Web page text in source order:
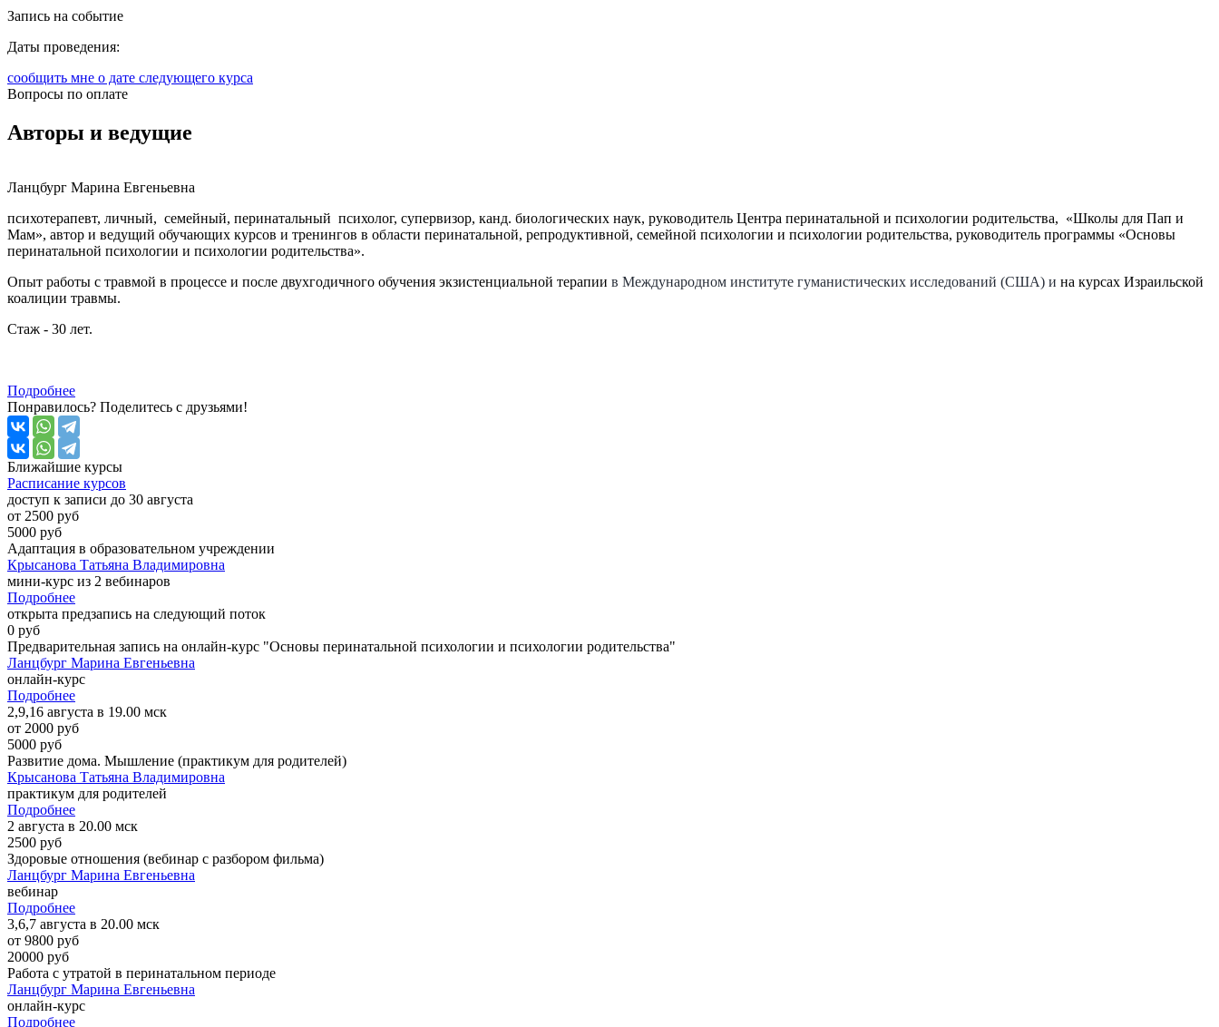
Запись на событие
Даты проведения:
сообщить мне о дате следующего курса
Вопросы по оплате
Авторы и ведущие
Ланцбург Марина Евгеньевна
психотерапевт, личный, семейный, перинатальный психолог, супервизор, канд. биологических наук, руководитель Центра перинатальной и психологии родительства, «Школы для Пап и
Мам», автор и ведущий обучающих курсов и тренингов в области перинатальной, репродуктивной, семейной психологии и психологии родительства, руководитель программы «Основы
перинатальной психологии и психологии родительства».
Опыт работы с травмой в процессе и после двухгодичного обучения экзистенциальной терапии в Международном институте гуманистических исследований (США) и на курсах Израильской
коалиции травмы.
Стаж - 30 лет.
Подробнее
Понравилось? Поделитесь с друзьями!
Ближайшие курсы
Расписание курсов
доступ к записи до 30 августа
от 2500 руб
5000 руб
Адаптация в образовательном учреждении
Крысанова Татьяна Владимировна
мини-курс из 2 вебинаров
Подробнее
открыта предзапись на следующий поток
0 руб
Предварительная запись на онлайн-курс "Основы перинатальной психологии и психологии родительства"
Ланцбург Марина Евгеньевна
онлайн-курс
Подробнее
2,9,16 августа в 19.00 мск
от 2000 руб
5000 руб
Развитие дома. Мышление (практикум для родителей)
Крысанова Татьяна Владимировна
практикум для родителей
Подробнее
2 августа в 20.00 мск
2500 руб
Здоровые отношения (вебинар с разбором фильма)
Ланцбург Марина Евгеньевна
вебинар
Подробнее
3,6,7 августа в 20.00 мск
от 9800 руб
20000 руб
Работа с утратой в перинатальном периоде
Ланцбург Марина Евгеньевна
онлайн-курс
Подробнее